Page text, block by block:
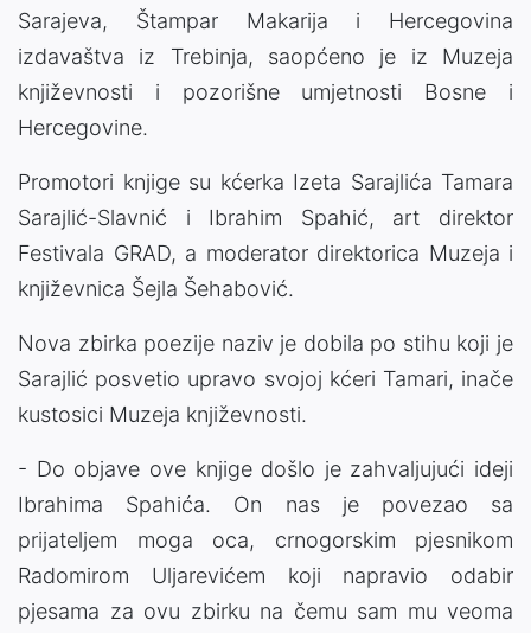
Sarajeva, Štampar Makarija i Hercegovina
izdavaštva iz Trebinja, saopćeno je iz Muzeja
književnosti i pozorišne umjetnosti Bosne i
Hercegovine.
Promotori knjige su kćerka Izeta Sarajlića Tamara
Sarajlić-Slavnić i Ibrahim Spahić, art direktor
Festivala GRAD, a moderator direktorica Muzeja i
književnica Šejla Šehabović.
Nova zbirka poezije naziv je dobila po stihu koji je
Sarajlić posvetio upravo svojoj kćeri Tamari, inače
kustosici Muzeja književnosti.
- Do objave ove knjige došlo je zahvaljujući ideji
Ibrahima Spahića. On nas je povezao sa
prijateljem moga oca, crnogorskim pjesnikom
Radomirom Uljarevićem koji napravio odabir
pjesama za ovu zbirku na čemu sam mu veoma